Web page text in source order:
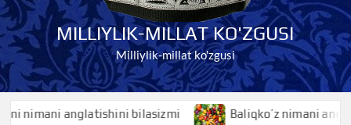
MILLIYLIK-MILLAT KO'ZGUSI
Milliylik-millat ko'zgusi
anglatishini bilasizmi Baliqko’z nimani